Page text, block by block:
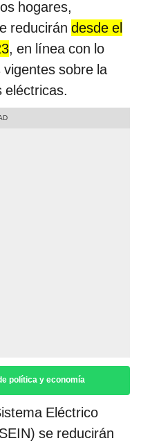
hogares,
reducirán desde el
, en línea con lo
sobre la
eléctricas.
política y economía
Eléctrico
se reducirán